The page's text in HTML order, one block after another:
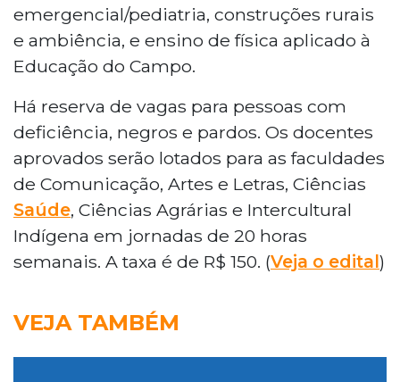
emergencial/pediatria, construções rurais
e ambiência, e ensino de física aplicado à
Educação do Campo.
Há reserva de vagas para pessoas com
deficiência, negros e pardos. Os docentes
aprovados serão lotados para as faculdades
de Comunicação, Artes e Letras, Ciências
Saúde, Ciências Agrárias e Intercultural
Indígena em jornadas de 20 horas
semanais. A taxa é de R$ 150. (Veja o edital)
VEJA TAMBÉM